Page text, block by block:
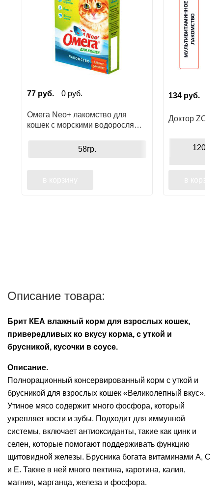
77 руб. 0руб.
Омега Neo+ лакомство для
кошек с морскими водорослями
58гр.
134 руб.
Доктор ZOO
120шт
Описание товара:
Брит КЕА влажный корм для взрослых кошек,
привередливых ко вкусу корма, с уткой и
брусникой, кусочки в соусе.
Описание.
Полнорационный консервированный корм с уткой и
брусникой для взрослых кошек «Великолепный вкус».
Утиное мясо содержит много фосфора, который
укрепляет кости и зубы. Подходит для иммунной
системы, включает антиоксиданты, такие как цинк и
селен, которые помогают поддерживать функцию
щитовидной железы. Брусника богата витаминами A, С
и Е. Также в ней много пектина, каротина, калия,
магния, марганца, железа и фосфора.